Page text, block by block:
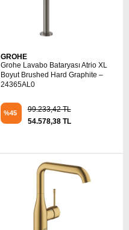
GROHE
Grohe Lavabo Bataryası Atrio XL
Boyut Brushed Hard Graphite –
24365AL0
%45
99.233,42 TL
54.578,38 TL